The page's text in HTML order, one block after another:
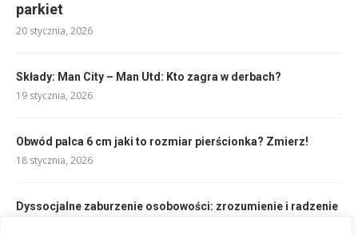
parkiet
20 stycznia, 2026
Składy: Man City – Man Utd: Kto zagra w derbach?
19 stycznia, 2026
Obwód palca 6 cm jaki to rozmiar pierścionka? Zmierz!
18 stycznia, 2026
Dyssocjalne zaburzenie osobowości: zrozumienie i radzenie